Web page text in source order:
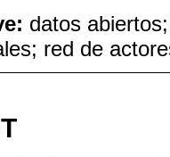
datos
red de